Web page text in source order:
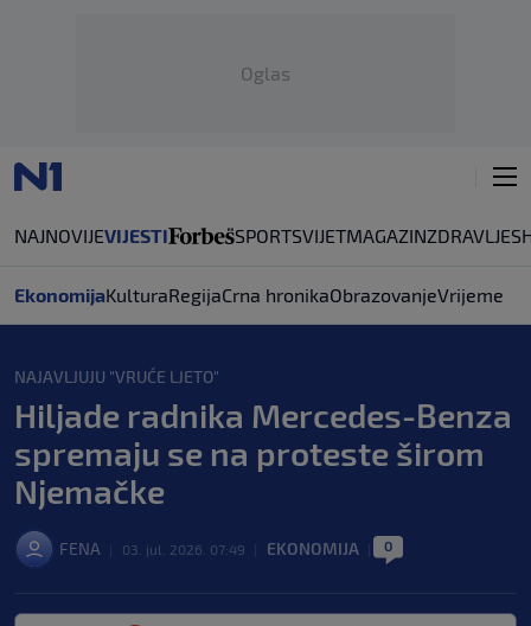
Oglas
NAJNOVIJEVIJESTI SPORTSVIJETMAGAZINZDRAVLJE
EkonomijaKulturaRegijaCrna hronikaObrazovanjeVrijeme
NAJAVLJUJU "VRUĆE LJETO"
Hiljade radnika Mercedes-Benza
spremaju se na proteste širom
Njemačke
FENA 03. jul. 2026. 07:49 EKONOMIJA 0